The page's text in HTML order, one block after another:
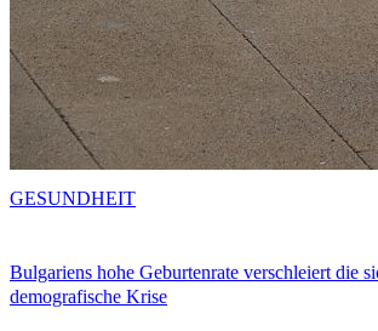
Bulgariens hohe Geburtenrate verschleiert die
demografische Krise
GESUNDHEIT